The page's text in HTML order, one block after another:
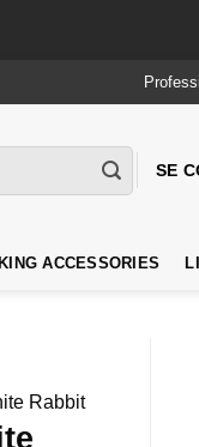
SE
ACCESSORIES
Rabbit